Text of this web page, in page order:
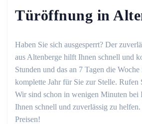
Türöffnung in
Haben Sie sich ausgesperrt? Der
aus Altenberge hilft Ihnen schnell und
Stunden und das an 7 Tagen die Woche
komplette Jahr für Sie zur Stelle. Rufen
Wir sind schon in wenigen Minuten bei
Ihnen schnell und zuverlässig zu
Preisen!